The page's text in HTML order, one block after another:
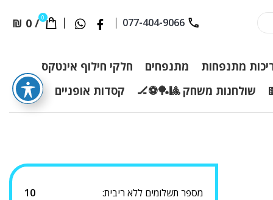
077-404-9066
0
/
₪ 0
מתנפחות מתנפחים
חלקי חילוף אינטקס
שולחנות משחק 🎱🏓⚽🏒 קסדות אופניים
מספר תשלומים ללא ריבית:
10